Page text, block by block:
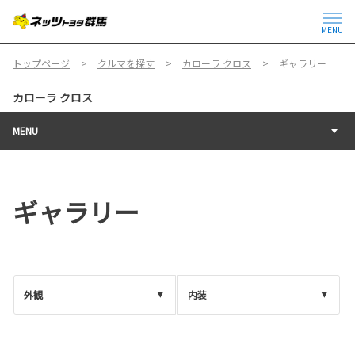
MENU
トップページ クルマを探す カローラ クロス ギャラリー
カローラ クロス
MENU
ギャラリー
外観 内装